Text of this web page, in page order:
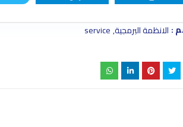
: الانظمة البرمجية service